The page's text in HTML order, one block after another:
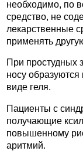
необходимо, по
средство, не
лекарственные
применять
При простудных
носу образуются
виде геля.
Пациенты с
получающие
повышенному
аритмий.